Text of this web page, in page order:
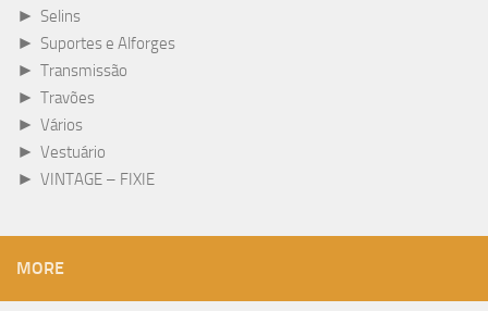
► Selins
► Suportes e Alforges
► Transmissão
► Travões
► Vários
► Vestuário
► VINTAGE – FIXIE
MORE